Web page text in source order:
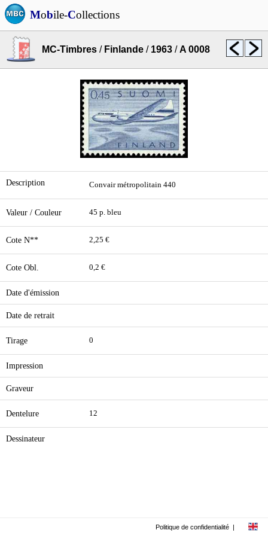
Mobile-Collections
MC-Timbres / Finlande / 1963 /A 0008
Description Convair métropolitain 440
Valeur / Couleur 45 p. bleu
Cote N** 2,25 €
Cote Obl. 0,2 €
Date d'émission
Date de retrait
Tirage 0
Impression
Graveur
Dentelure 12
Dessinateur
Politique de confidentialité |